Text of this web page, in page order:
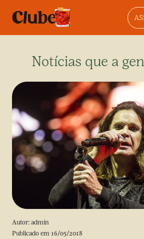
Notícias que a
Autor: admin
Publicado em 16/05/2018